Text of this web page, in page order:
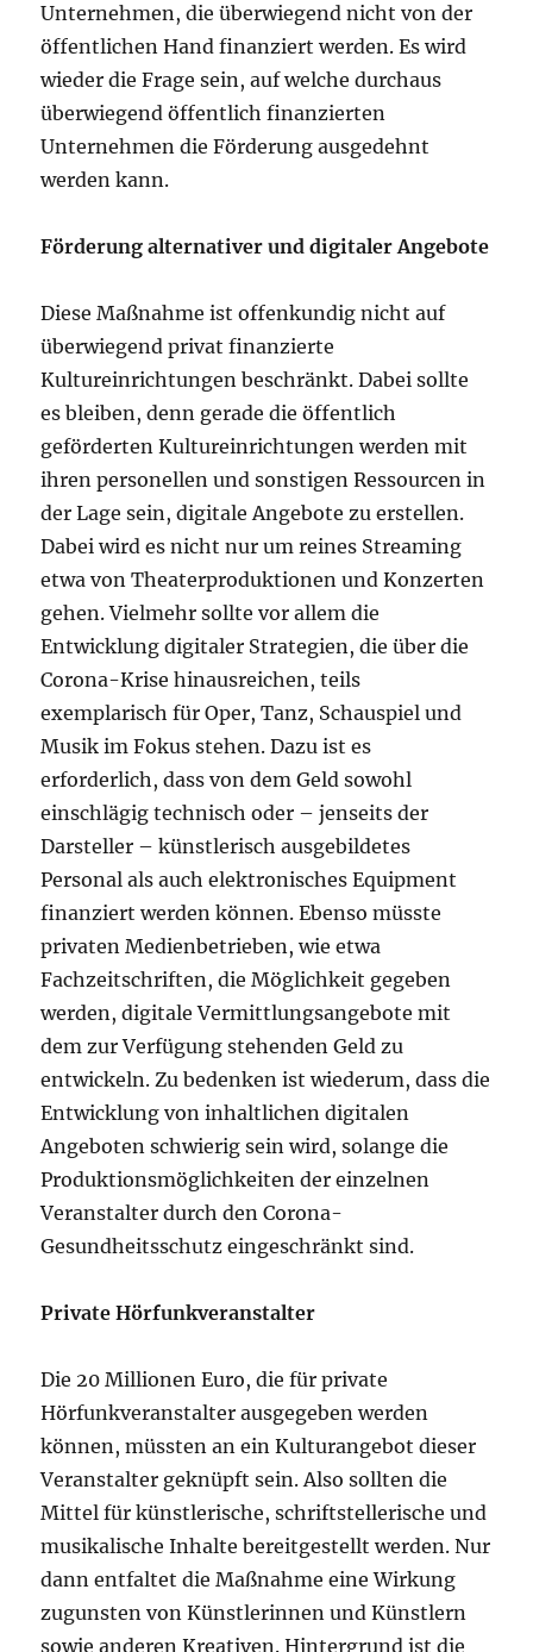
Unternehmen, die überwiegend nicht von der
öffentlichen Hand finanziert werden. Es wird
wieder die Frage sein, auf welche durchaus
überwiegend öffentlich finanzierten
Unternehmen die Förderung ausgedehnt
werden kann.
Förderung alternativer und digitaler Angebote
Diese Maßnahme ist offenkundig nicht auf
überwiegend privat finanzierte
Kultureinrichtungen beschränkt. Dabei sollte
es bleiben, denn gerade die öffentlich
geförderten Kultureinrichtungen werden mit
ihren personellen und sonstigen Ressourcen in
der Lage sein, digitale Angebote zu erstellen.
Dabei wird es nicht nur um reines Streaming
etwa von Theaterproduktionen und Konzerten
gehen. Vielmehr sollte vor allem die
Entwicklung digitaler Strategien, die über die
Corona-Krise hinausreichen, teils
exemplarisch für Oper, Tanz, Schauspiel und
Musik im Fokus stehen. Dazu ist es
erforderlich, dass von dem Geld sowohl
einschlägig technisch oder – jenseits der
Darsteller – künstlerisch ausgebildetes
Personal als auch elektronisches Equipment
finanziert werden können. Ebenso müsste
privaten Medienbetrieben, wie etwa
Fachzeitschriften, die Möglichkeit gegeben
werden, digitale Vermittlungsangebote mit
dem zur Verfügung stehenden Geld zu
entwickeln. Zu bedenken ist wiederum, dass die
Entwicklung von inhaltlichen digitalen
Angeboten schwierig sein wird, solange die
Produktionsmöglichkeiten der einzelnen
Veranstalter durch den Corona-
Gesundheitsschutz eingeschränkt sind.
Private Hörfunkveranstalter
Die 20 Millionen Euro, die für private
Hörfunkveranstalter ausgegeben werden
können, müssten an ein Kulturangebot dieser
Veranstalter geknüpft sein. Also sollten die
Mittel für künstlerische, schriftstellerische und
musikalische Inhalte bereitgestellt werden. Nur
dann entfaltet die Maßnahme eine Wirkung
zugunsten von Künstlerinnen und Künstlern
sowie anderen Kreativen. Hintergrund ist die